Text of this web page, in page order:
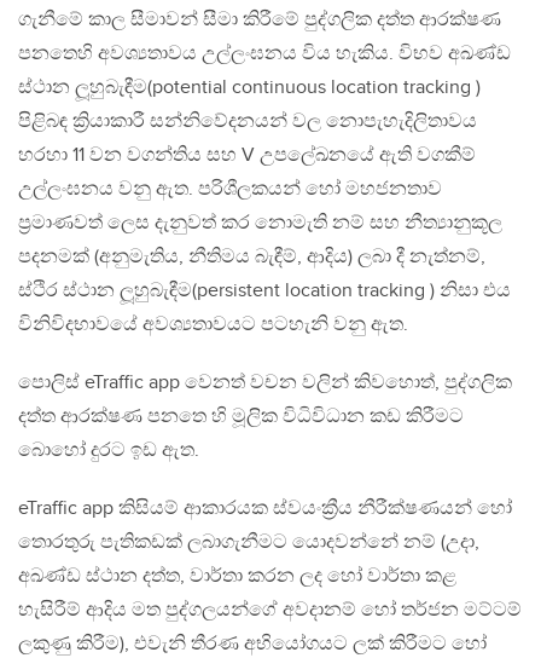
ගැනීමේ කාල සීමාවන් සීමා කිරීමේ පුද්ගලික දත්ත ආරක්ෂණ
පනතෙහි අවශ්‍යතාවය උල්ලංඝනය විය හැකිය. විභව අඛණ්ඩ
ස්ථාන ලූහුබැඳීම(potential continuous location tracking )
පිළිබඳ ක්‍රියාකාරී සන්නිවේදනයන් වල නොපැහැදිලිතාවය
හරහා 11 වන වගන්තිය සහ V උපලේඛනයේ ඇති වගකීම්
උල්ලංඝනය වනු ඇත. පරිශීලකයන් හෝ මහජනතාව
ප්‍රමාණවත් ලෙස දැනුවත් කර නොමැති නම් සහ නීත්‍යානුකූල
පදනමක් (අනුමැතිය, නීතිමය බැඳීම්, ආදිය) ලබා දී නැත්නම්,
ස්ථිර ස්ථාන ලූහුබැඳීම(persistent location tracking ) නිසා එය
විනිවිදභාවයේ අවශ්‍යතාවයට පටහැනි වනු ඇත.
පොලිස් eTraffic app වෙනත් වචන වලින් කිවහොත්, පුද්ගලික
දත්ත ආරක්ෂණ පනතෙ හි මූලික විධිවිධාන කඩ කිරීමට
බොහෝ දුරට ඉඩ ඇත.
eTraffic app කිසියම් ආකාරයක ස්වයංක්‍රීය නීරීක්ෂණයන් හෝ
තොරතුරු පැතිකඩක් ලබාගැනීමට යොදවන්නේ නම් (උදා,
අඛණ්ඩ ස්ථාන දත්ත, වාර්තා කරන ලද හෝ වාර්තා කළ
හැසිරීම් ආදිය මත පුද්ගලයන්ගේ අවදානම් හෝ තර්ජන මට්ටම්
ලකුණු කිරීම), එවැනි තීරණ අභියෝගයට ලක් කිරීමට හෝ